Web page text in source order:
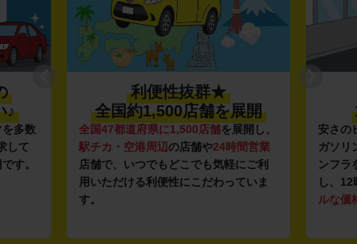
♪
を多数
して
す。
利便性抜群★
全国約1,500店舗を展開
全国47都道府県に1,500店舗を展開し、
駅チカ・空港周辺 の店舗や24時間営業
店舗で、いつでもどこでも気軽にご利
用いただける利便性にこだわっていま
す。
安さの
ガソリ
ンフラ
し、
ルな価